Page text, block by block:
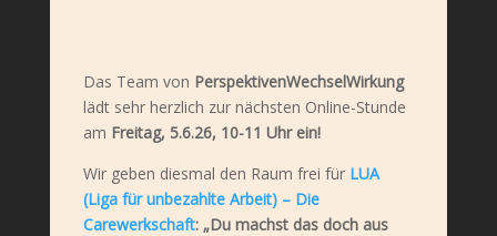
Das Team von PerspektivenWechselWirkung
lädt sehr herzlich zur nächsten Online-Stunde
am Freitag, 5.6.26, 10-11 Uhr ein!
Wir geben diesmal den Raum frei für LUA
(Liga für unbezahlte Arbeit) – Die
Carewerkschaft: „Du machst das doch aus